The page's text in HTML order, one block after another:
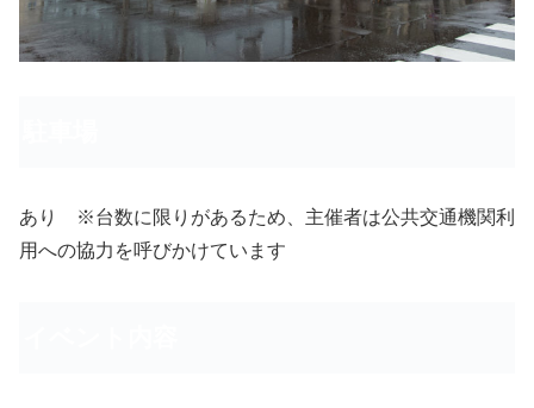
あり ※台数に限りがあるため、主催者は公共交通機関利
用への協力を呼びかけています